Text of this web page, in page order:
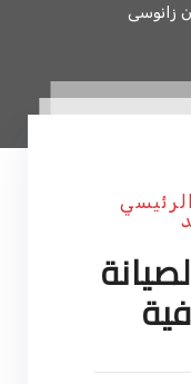
زانوسى
لصيانة